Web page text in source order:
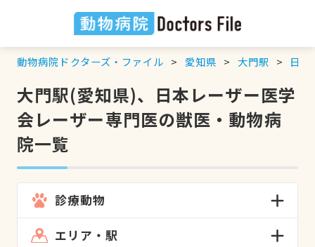
動物病院ドクターズ・ファイル 愛知県 大門駅 日本
大門駅(愛知県)、日本レーザー医学
会レーザー専門医の獣医・動物病
院一覧
診療動物
エリア・駅